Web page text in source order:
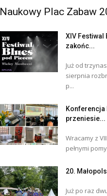
Naukowy Plac Zabaw
XIV Festiwal
zakońc...
Już od
sierpnia
p...
Konferencja
przeniesie...
Wracamy z
pełnymi
20.
Już po raz